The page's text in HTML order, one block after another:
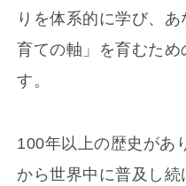
りを体系的に学び、
育ての軸」を育むた
す。
100年以上の歴史があ
から世界中に普及し